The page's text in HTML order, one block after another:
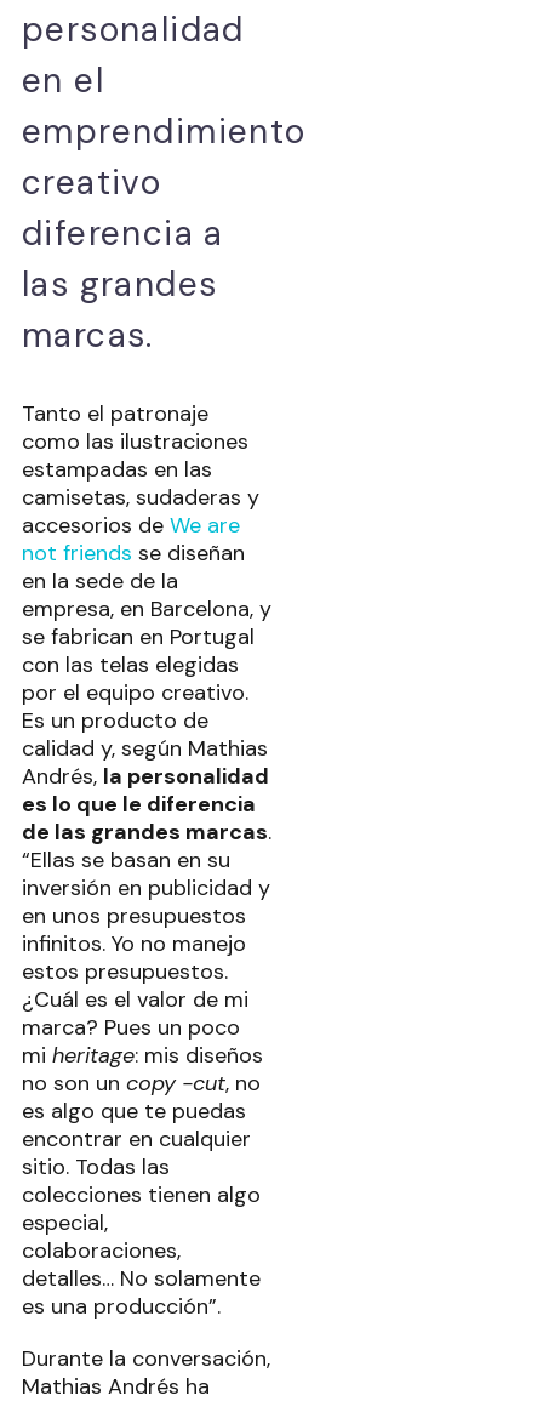
personalidad
en el
emprendimiento
creativo
diferencia a
las grandes
marcas.
Tanto el patronaje
como las ilustraciones
estampadas en las
camisetas, sudaderas y
accesorios de We are
not friends se diseñan
en la sede de la
empresa, en Barcelona, y
se fabrican en Portugal
con las telas elegidas
por el equipo creativo.
Es un producto de
calidad y, según Mathias
Andrés, la personalidad
es lo que le diferencia
de las grandes marcas.
“Ellas se basan en su
inversión en publicidad y
en unos presupuestos
infinitos. Yo no manejo
estos presupuestos.
¿Cuál es el valor de mi
marca? Pues un poco
mi heritage: mis diseños
no son un copy -cut, no
es algo que te puedas
encontrar en cualquier
sitio. Todas las
colecciones tienen algo
especial,
colaboraciones,
detalles… No solamente
es una producción”.
Durante la conversación,
Mathias Andrés ha